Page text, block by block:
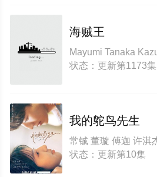
海贼王
状态：更新第1173集
我的鸵鸟先生
状态：更新第10集